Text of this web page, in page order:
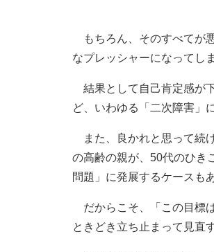
もちろん、そのすべてが
なプレッシャーになってし
結果として自己肯定感が
ど、いわゆる「二次障害」
また、良かれと思って続
の高齢の親が、50代のひき
問題」に発展するケースも
だからこそ、「この目標
ときどき立ち止まって見直